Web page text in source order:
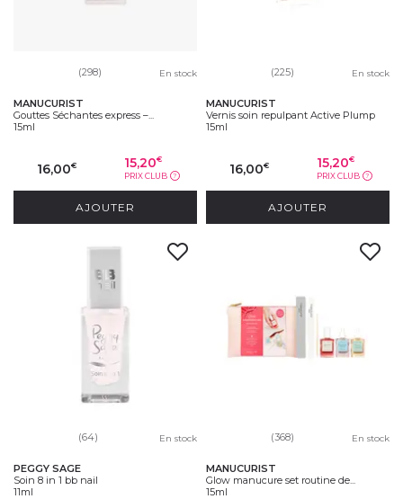
(298) En stock
MANUCURIST
Gouttes Séchantes express –...
15ml
16,00€ 15,20€
PRIX CLUB ?
AJOUTER
(225) En stock
MANUCURIST
Vernis soin repulpant Active Plump
15ml
16,00€ 15,20€
PRIX CLUB ?
AJOUTER
(64) En stock
PEGGY SAGE
Soin 8 in 1 bb nail
11ml
(368) En stock
MANUCURIST
Glow manucure set routine de...
15ml